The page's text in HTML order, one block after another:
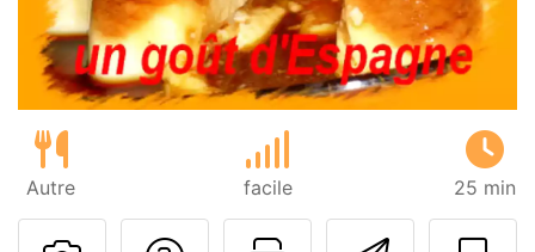
Autre facile 25 min